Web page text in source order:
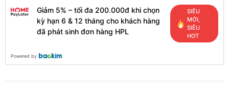
Giảm 5% – tối đa 200.000đ khi chọn
kỳ hạn 6 & 12 tháng cho khách hàng
đã phát sinh đơn hàng HPL
SIÊU
MỚI,
SIÊU
HOT
Powered by